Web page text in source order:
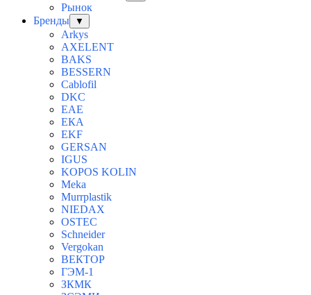
Рынок
Бренды
▼
Arkys
AXELENT
BAKS
BESSERN
Cablofil
DKC
EAE
ЕКА
EKF
GERSAN
IGUS
KOPOS KOLIN
Meka
Murrplastik
NIEDAX
OSTEC
Schneider
Vergokan
ВЕКТОР
ГЭМ-1
ЗКМК